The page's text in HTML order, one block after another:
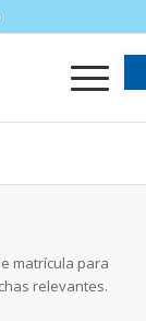
matrícula para
relevantes.